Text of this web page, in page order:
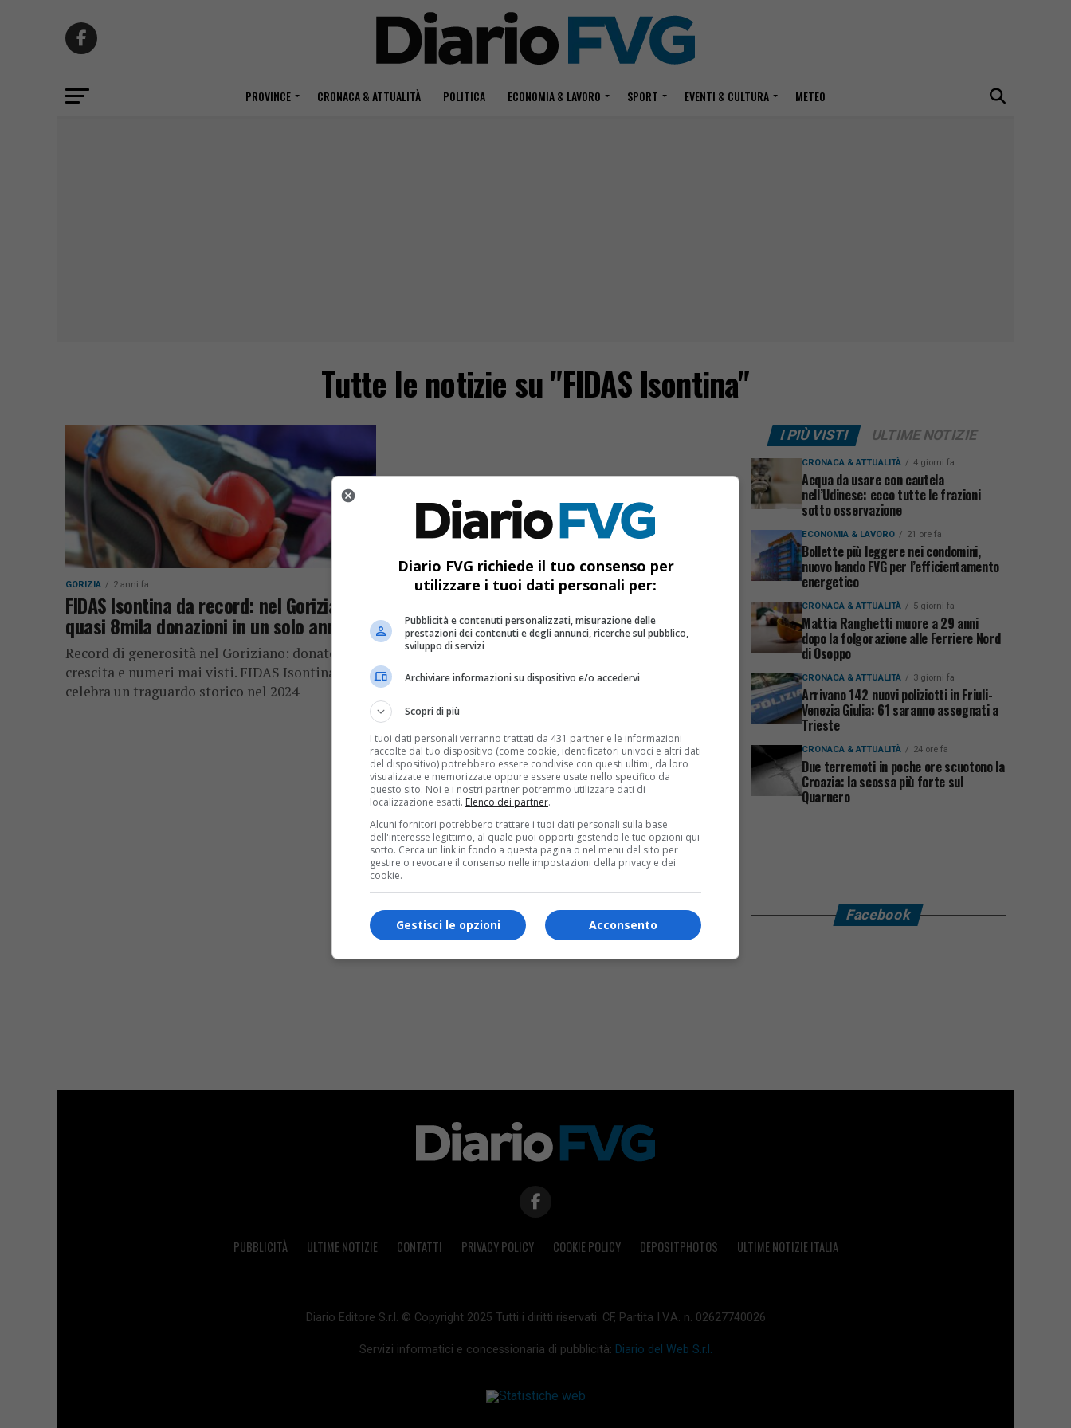
PROVINCE CRONACA & ATTUALITÀ POLITICA ECONOMIA & LAVORO SPORT EVENTI & CULTURA METEO
Tutte le notizie su "FIDAS Isontina"
GORIZIA 2 anni fa
FIDAS Isontina da record: nel Goriziano
quasi 8mila donazioni in un solo anno
Record di generosità nel Goriziano: donatori in
crescita e numeri mai visti. FIDAS Isontina
celebra un traguardo storico nel 2024
I PIÙ VISTI ULTIME NOTIZIE
CRONACA & ATTUALITÀ 4 giorni fa
Acqua da usare con cautela
nell’Udinese: ecco tutte le frazioni
sotto osservazione
ECONOMIA & LAVORO 21 ore fa
Bollette più leggere nei condomini,
nuovo bando FVG per l’efficientamento
energetico
CRONACA & ATTUALITÀ 5 giorni fa
Mattia Ranghetti muore a 29 anni
dopo la folgorazione alle Ferriere Nord
di Osoppo
CRONACA & ATTUALITÀ 3 giorni fa
Arrivano 142 nuovi poliziotti in Friuli-
Venezia Giulia: 61 saranno assegnati a
Trieste
CRONACA & ATTUALITÀ 24 ore fa
Due terremoti in poche ore scuotono la
Croazia: la scossa più forte sul
Quarnero
Facebook
PUBBLICITÀ ULTIME NOTIZIE CONTATTI PRIVACY POLICY COOKIE POLICY DEPOSITPHOTOS ULTIME NOTIZIE ITALIA
Diario Editore S.r.l. © Copyright 2025 Tutti i diritti riservati. CF, Partita I.V.A. n. 02627740026
Servizi informatici e concessionaria di pubblicità: Diario del Web S.r.l.
Diario FVG richiede il tuo consenso per
utilizzare i tuoi dati personali per:
Pubblicità e contenuti personalizzati, misurazione delle
prestazioni dei contenuti e degli annunci, ricerche sul pubblico,
sviluppo di servizi
Archiviare informazioni su dispositivo e/o accedervi
Scopri di più
I tuoi dati personali verranno trattati da 431 partner e le informazioni
raccolte dal tuo dispositivo (come cookie, identificatori univoci e altri dati
del dispositivo) potrebbero essere condivise con questi ultimi, da loro
visualizzate e memorizzate oppure essere usate nello specifico da
questo sito. Noi e i nostri partner potremmo utilizzare dati di
localizzazione esatti. Elenco dei partner.
Alcuni fornitori potrebbero trattare i tuoi dati personali sulla base
dell'interesse legittimo, al quale puoi opporti gestendo le tue opzioni qui
sotto. Cerca un link in fondo a questa pagina o nel menu del sito per
gestire o revocare il consenso nelle impostazioni della privacy e dei
cookie.
Acconsento
Gestisci le opzioni